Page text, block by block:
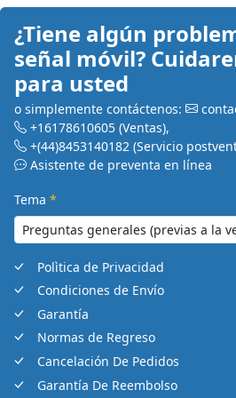
¿Tiene algún
señal móvil?
para usted
o simplemente contáctenos:
+16178610605 (Ventas),
+(44)8453140182 (Servicio
Asistente de preventa en línea
Tema *
Polìtica de Privacidad
Condiciones de Envío
Garantía
Normas de Regreso
Cancelación De Pedidos
Garantía De Reembolso